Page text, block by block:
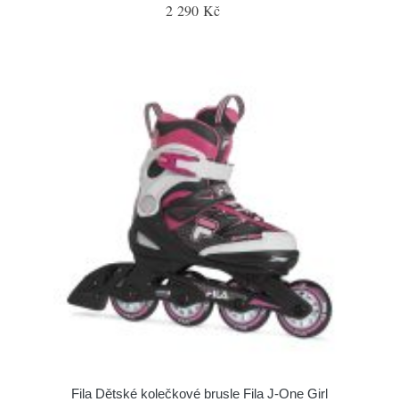
2 290 Kč
Fila Dětské kolečkové brusle Fila J-One Girl